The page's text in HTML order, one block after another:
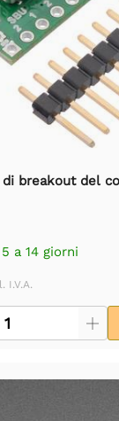
di breakout del
a 14 giorni
I.V.A.